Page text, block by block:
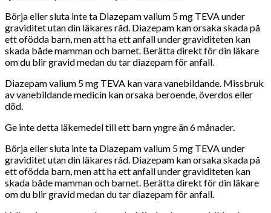
Börja eller sluta inte ta Diazepam valium 5 mg TEVA under
graviditet utan din läkares råd. Diazepam kan orsaka skada på
ett ofödda barn, men att ha ett anfall under graviditeten kan
skada både mamman och barnet. Berätta direkt för din läkare
om du blir gravid medan du tar diazepam för anfall.
Diazepam valium 5 mg TEVA kan vara vanebildande. Missbruk
av vanebildande medicin kan orsaka beroende, överdos eller
död.
Ge inte detta läkemedel till ett barn yngre än 6 månader.
Börja eller sluta inte ta Diazepam valium 5 mg TEVA under
graviditet utan din läkares råd. Diazepam kan orsaka skada på
ett ofödda barn, men att ha ett anfall under graviditeten kan
skada både mamman och barnet. Berätta direkt för din läkare
om du blir gravid medan du tar diazepam för anfall.